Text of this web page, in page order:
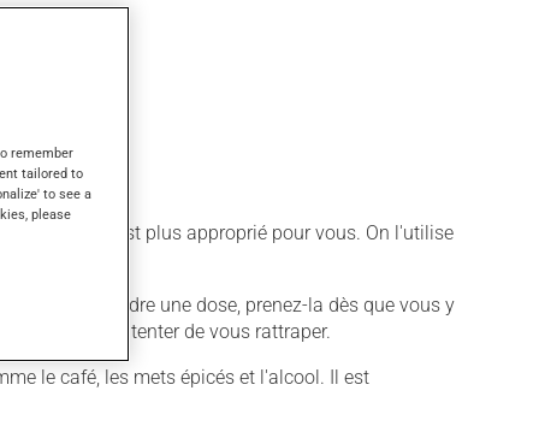
qui est plus approprié pour vous. On l'utilise
de prendre une dose, prenez-la dès que vous y
pour tenter de vous rattraper.
le café, les mets épicés et l'alcool. Il est
remember
tailored to
to see a
please